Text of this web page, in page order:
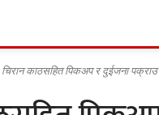
चिरान काठसहित पिकअप र दुईजना पक्राउ